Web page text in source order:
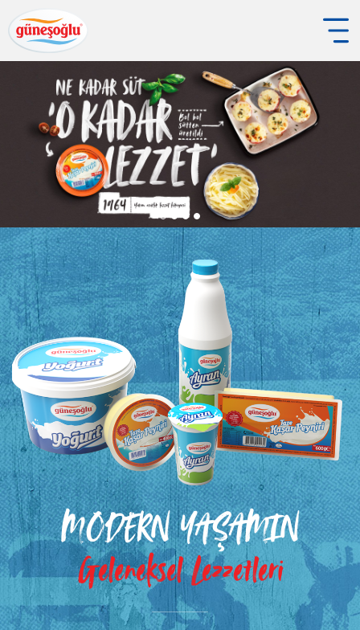
MODERN YAŞAMIN
Geleneksel Lezzetleri